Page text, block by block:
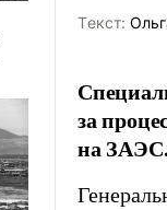
Tекст:
за
на ЗАЭС.